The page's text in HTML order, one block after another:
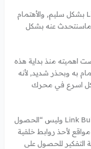
لذلك يجب الالتزام بعملية Link Building بشكل سليم, والأهتمام
ماسنتحدث عنه بشكل
اهميته منذ بداية هذه
به وبحذر شديد, لأنه
اسرع في محرك
أسميت هذه الدروس استرتيجية Link Building وليس “الحصول
لأحذ روابط خلفية
التفكير للحصول على